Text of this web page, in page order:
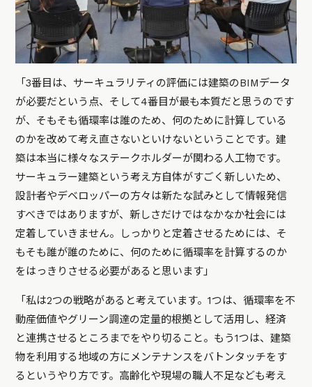
「3番目は、サーキュラリティの評価には建築のBIMデータ
が必要だという点、そして4番目が最も本質だと思うのです
が、そもそも循環率は誰のため、何のために計算している
のかを改めて考え直さないといけないということです。建
築は本当に様々なステークホルダーが関わる人工物です。
サーキュラー建築という考え方自体がすごく新しいため、
設計者やデベロッパーの方々は新たな試みとして情報発信
すべきではありますが、新しさだけではなかなか社会には
定着していきません。しっかりと定着させるためには、そ
もそも誰が誰のために、何のために循環率を計算するのか
をはっきりさせる必要があると思います」
「私は2つの戦略があると考えています。1つは、循環率を不
動産価値やグリーン調達の定量的根拠として活用し、経済
と連携させるところまでをやり切ること。もう1つは、建築
物を利用する地域の方にメンテナンスをバトンタッチをす
るというやり方です。高齢化や現場の職人不足なども考え